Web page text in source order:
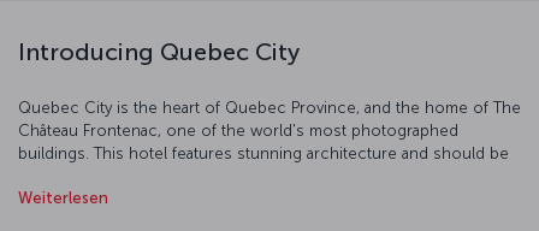
Introducing Quebec City
Quebec City is the heart of Quebec Province, and the home of The
Château Frontenac, one of the world's most photographed
buildings. This hotel features stunning architecture and should be
Old Quebec and the magnificent Cathedral-Basilica of Notre-Dame
Weiterlesen